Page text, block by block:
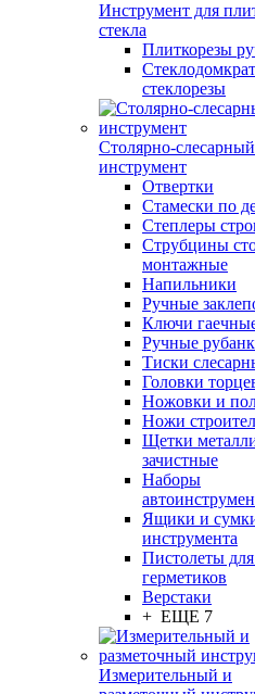
Инструмент для
стекла
Плиткорезы
стеклорезы
Столярно-слесарный
инструмент
Отвертки
Стамески по
Степлеры
Струбцины
монтажные
Напильники
Ручные
Ключи
Ручные
Тиски
Головки
Ножовки и
Ножи
Щетки
зачистные
Наборы
Ящики и
инструмента
Пистолеты
герметиков
Верстаки
+ ЕЩЕ 7
Измерительный и